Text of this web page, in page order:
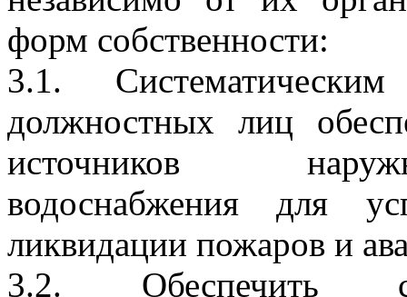
форм собственности:
3.1.
должностных лиц
источников
водоснабжения для
ликвидации пожаров и
3.2. Обеспечить